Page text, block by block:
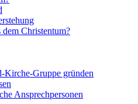
dem Christentum?
Kirche-Gruppe gründen
Ansprechpersonen